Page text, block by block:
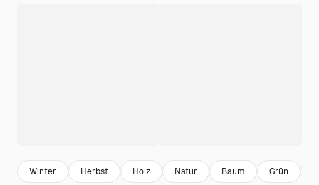
Winter Herbst Holz Natur Baum Grün